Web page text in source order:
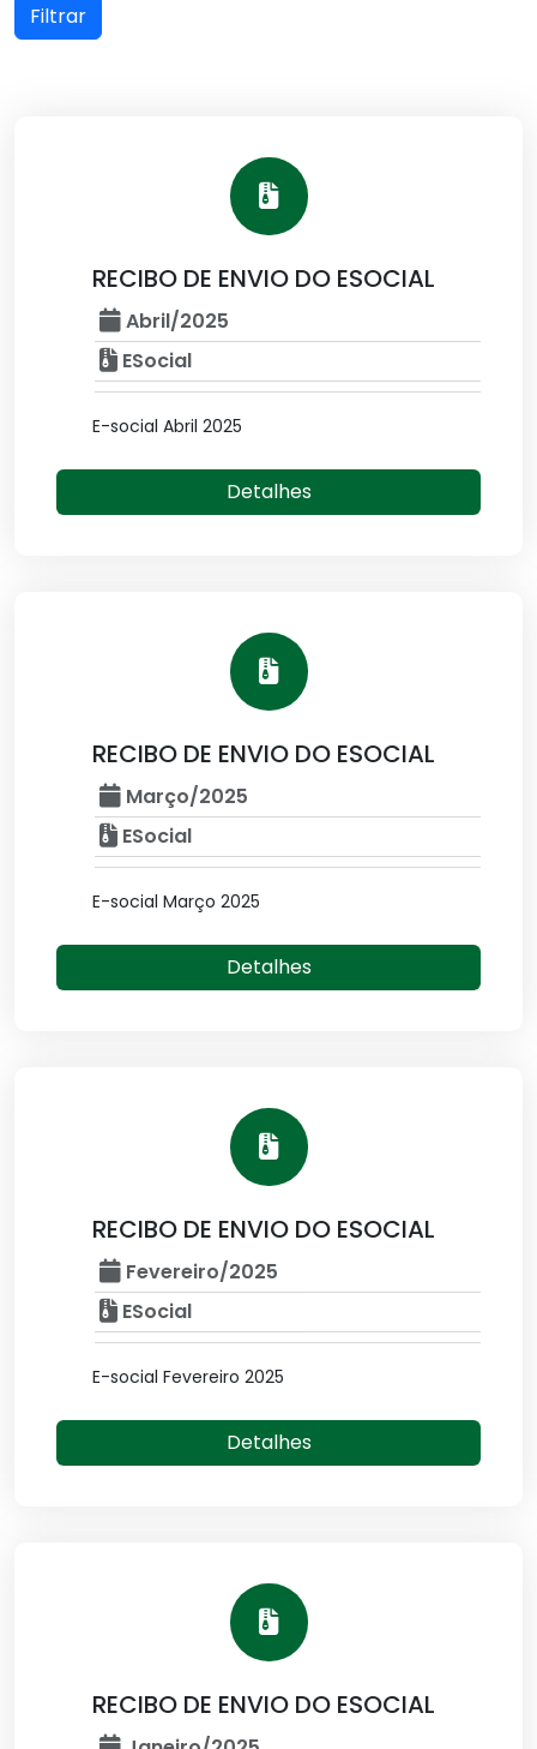
Filtrar
RECIBO DE ENVIO DO ESOCIAL
Abril/2025
ESocial
E-social Abril 2025
Detalhes
RECIBO DE ENVIO DO ESOCIAL
Março/2025
ESocial
E-social Março 2025
Detalhes
RECIBO DE ENVIO DO ESOCIAL
Fevereiro/2025
ESocial
E-social Fevereiro 2025
Detalhes
RECIBO DE ENVIO DO ESOCIAL